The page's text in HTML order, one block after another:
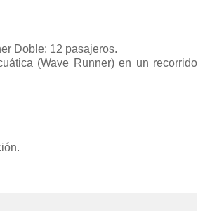
Doble: 12 pasajeros.
(Wave Runner) en un recorrido